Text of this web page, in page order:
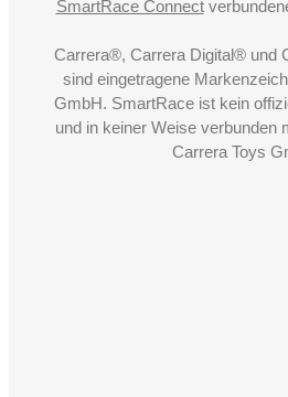
SmartRace Connect
Carrera®, Carrera Digital® und
sind eingetragene
GmbH. SmartRace ist kein
und in keiner Weise verbunden
Carrera Toys